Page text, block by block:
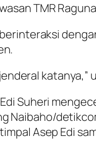
TMR
katanya,”
Suheri
Naibaho/
Asep Edi